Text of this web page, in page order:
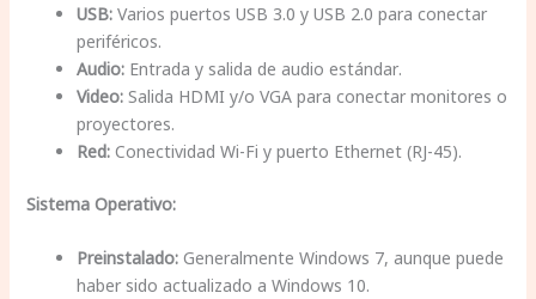
USB:Varios puertos USB 3.0 y USB 2.0 para conectar
periféricos.
Audio:Entrada y salida de audio estándar.
Video:Salida HDMI y/o VGA para conectar monitores o
proyectores.
Red:Conectividad Wi-Fi y puerto Ethernet (RJ-45).
Sistema Operativo:
Preinstalado:Generalmente Windows 7, aunque puede
haber sido actualizado a Windows 10.